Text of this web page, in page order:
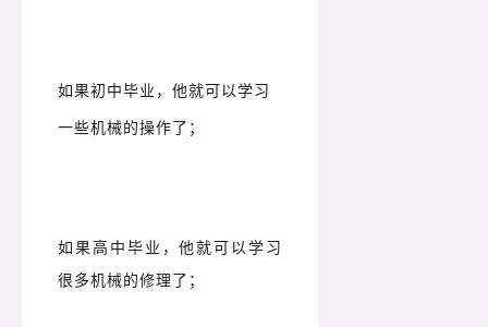
如果初中毕业，他就可以学习
一些机械的操作了；
如果高中毕业，他就可以学习
很多机械的修理了；